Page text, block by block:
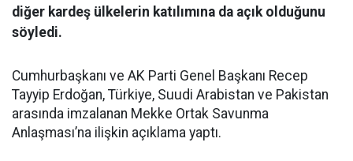
diğer kardeş ülkelerin katılımına da açık olduğunu
söyledi.
Cumhurbaşkanı ve AK Parti Genel Başkanı Recep
Tayyip Erdoğan, Türkiye, Suudi Arabistan ve Pakistan
arasında imzalanan Mekke Ortak Savunma
Anlaşması’na ilişkin açıklama yaptı.